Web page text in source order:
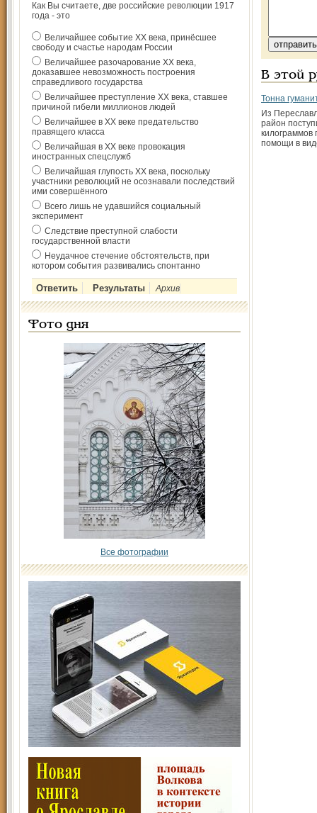
Как Вы считаете, две российские революции 1917
года - это
Величайшее событие ХХ века, принёсшее
свободу и счастье народам России
Величайшее разочарование ХХ века,
доказавшее невозможность построения
справедливого государства
Величайшее преступление ХХ века, ставшее
причиной гибели миллионов людей
Величайшее в ХХ веке предательство
правящего класса
Величайшая в ХХ веке провокация
иностранных спецслужб
Величайшая глупость ХХ века, поскольку
участники революций не осознавали последствий
ими совершённого
Всего лишь не удавшийся социальный
эксперимент
Следствие преступной слабости
государственной власти
Неудачное стечение обстоятельств, при
котором события развивались спонтанно
Архив
Фото дня
Все фотографии
В этой
Тонна
Из
район
килограммов
помощи в